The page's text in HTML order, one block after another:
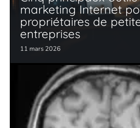
marketing Internet
propriétaires de
entreprises
11 mars 2026